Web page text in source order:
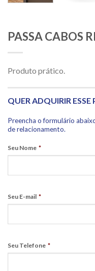
PASSA CABOS
Produto prático.
QUER ADQUIRIR
Preencha o formulário
de relacionamento.
Seu Nome *
Seu E-mail *
Seu Telefone *